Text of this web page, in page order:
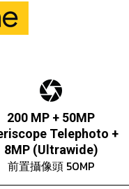
200 MP + 50MP
Telephoto +
8MP (Ultrawide)
前置攝像頭 50MP